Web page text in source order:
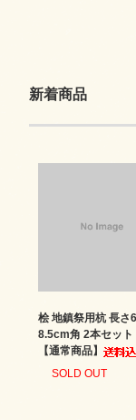
新着商品
桧 地鎮祭用杭 長さ
8.5cm角 2本セッ
【通常商品】
SOLD OUT